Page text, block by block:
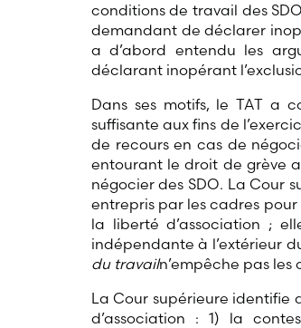
conditions de travail des
demandant de déclarer
a d’abord entendu les
déclarant inopérant
Dans ses motifs, le TAT a
suffisante aux fins de
de recours en cas de
entourant le droit de grève
négocier des SDO. La Cour
entrepris par les cadres
la liberté d’association ;
indépendante à l’extérieur
du travailn’empêche pas les
La Cour supérieure identifie
d’association : 1) la